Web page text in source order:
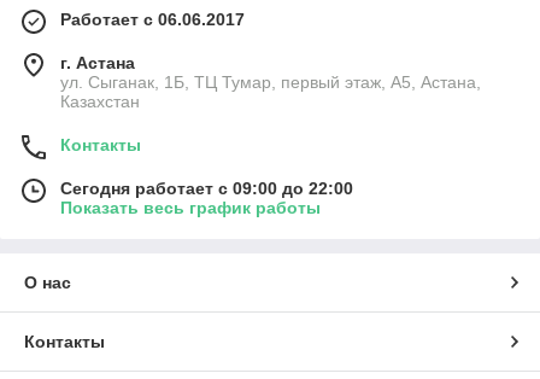
Работает с 06.06.2017
г. Астана
ул. Сыганак, 1Б, ТЦ Тумар, первый этаж, А5, Астана,
Казахстан
Контакты
Сегодня работает с 09:00 до 22:00
Показать весь график работы
О нас
Контакты